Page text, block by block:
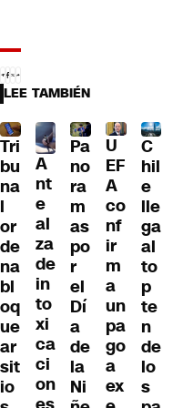
LEE TAMBIÉN
Tri
bu
na
l
or
de
na
bl
oq
ue
ar
sit
io
A
nt
e
al
za
de
in
to
xi
ca
ci
on
Pa
no
ra
m
as
po
r
el
Dí
a
de
la
Ni
U
EF
A
co
nf
ir
m
a
un
pa
go
a
ex
C
hil
e
lle
ga
al
to
p
te
n
de
lo
s